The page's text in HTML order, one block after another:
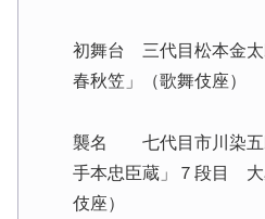
初舞台 三代目松本金
春秋笠」（歌舞伎座）
襲名 七代目市川染
手本忠臣蔵」７段目 大
伎座）